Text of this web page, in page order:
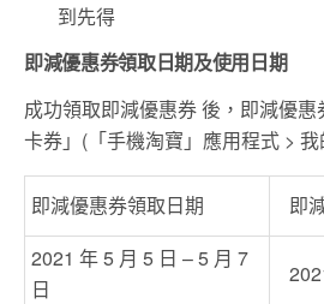
到先得
即減優惠券領取日期及使用日期
成功領取即減優惠券 後，即減優
卡券」(「手機淘寶」應用程式 >
即減優惠券領取日期
即
2021 年 5 月 5 日 – 5 月 7
日